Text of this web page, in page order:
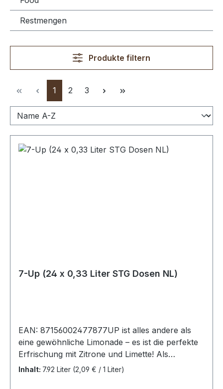
Restmengen
Produkte filtern
Seite
1 Seite
2 Seite
3
7-Up (24 x 0,33 Liter STG Dosen NL)
EAN: 87156002477877UP ist alles andere als
eine gewöhnliche Limonade – es ist die perfekte
Erfrischung mit Zitrone und Limette! Als
Kultmarke steht 7UP seit mehr als 85 Jahren für
Inhalt: 7.92 Liter (2,09 € / 1 Liter)